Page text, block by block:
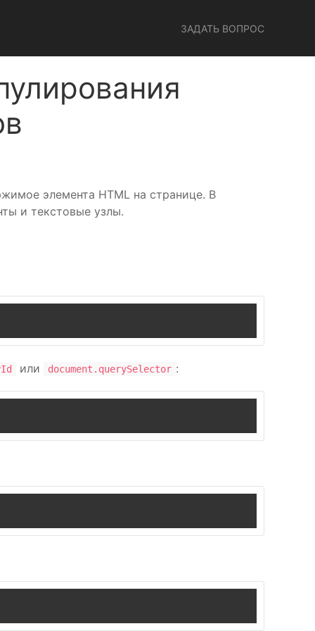
ЗАДАТЬ ВОПРОС
элемента HTML на странице. В
и текстовые узлы.
или document.querySelector :